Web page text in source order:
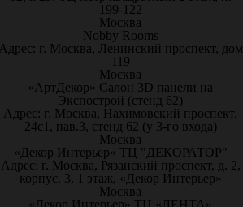
199-122
Москва
Nobby Rooms
г. Москва, Ленинский проспект, дом
119
Москва
«АртДекор» Салон 3D панели на
Экспострой (стенд 62)
Адрес: г. Москва, Нахимовский проспект,
24с1, пав.3, стенд 62 (у 3-го входа)
Москва
«Декор Интерьер» ТЦ "ДЕКОРАТОР"
Адрес: г. Москва, Рязанский проспект, д. 2,
корпус. 3, 1 этаж, «Декор Интерьер»
Москва
«Декор Интерьер» ТЦ «ЛЕНТА»